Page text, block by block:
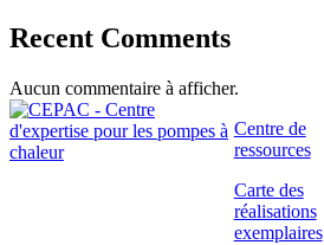
Recent Comments
Aucun commentaire à afficher.
Centre de
ressources
Carte des
réalisations
exemplaires